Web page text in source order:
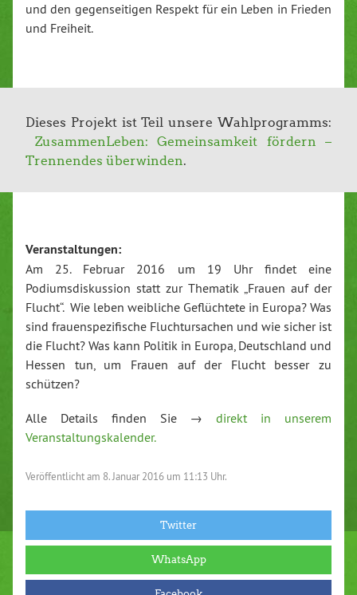
und den gegenseitigen Respekt für ein Leben in Frieden
und Freiheit.
Dieses Projekt ist Teil unsere Wahlprogramms:
ZusammenLeben: Gemeinsamkeit fördern –
Trennendes überwinden.
Veranstaltungen:
Am 25. Februar 2016 um 19 Uhr findet eine
Podiumsdiskussion statt zur Thematik „Frauen auf der
Flucht“. Wie leben weibliche Geflüchtete in Europa? Was
sind frauenspezifische Fluchtursachen und wie sicher ist
die Flucht? Was kann Politik in Europa, Deutschland und
Hessen tun, um Frauen auf der Flucht besser zu
schützen?
Alle Details finden Sie →direkt in unserem
Veranstaltungskalender.
Veröffentlicht am 8. Januar 2016 um 11:13 Uhr.
Twitter
WhatsApp